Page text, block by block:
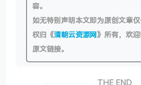
容。
如无特别声明本文即为原创文章
权归《清朝云资源网》所有，欢
原文链接。
THE END